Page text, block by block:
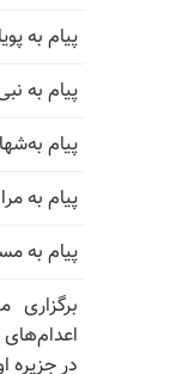
پیام به پویان ۳۲۰
پیام به نبی ۹۸
پیام به‌شهاب
پیام به مراد ۹۰۰
پیام به مسعوده
در جزیره